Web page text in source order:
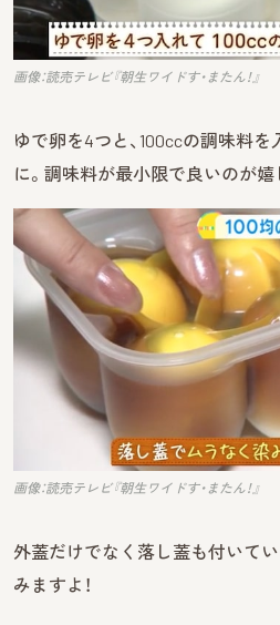
画像：読売テレビ『朝生ワイドす・またん！』
ゆで卵を4つと、100ccの調味料
に。調味料が最小限で良いのが
画像：読売テレビ『朝生ワイドす・またん！』
外蓋だけでなく落し蓋も付いて
みますよ！